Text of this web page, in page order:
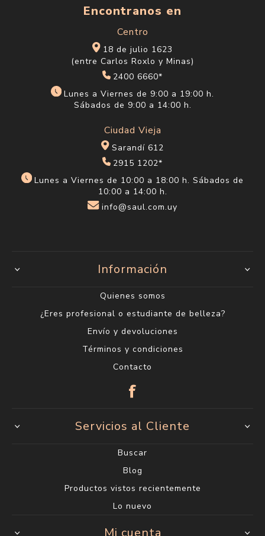
Encontranos en
Centro
18 de julio 1623
(entre Carlos Roxlo y Minas)
2400 6660*
Lunes a Viernes de 9:00 a 19:00 h.
Sábados de 9:00 a 14:00 h.
Ciudad Vieja
Sarandí 612
2915 1202*
Lunes a Viernes de 10:00 a 18:00 h. Sábados de
10:00 a 14:00 h.
info@saul.com.uy
Información
Quienes somos
¿Eres profesional o estudiante de belleza?
Envío y devoluciones
Términos y condiciones
Contacto
Servicios al Cliente
Buscar
Blog
Productos vistos recientemente
Lo nuevo
Mi cuenta